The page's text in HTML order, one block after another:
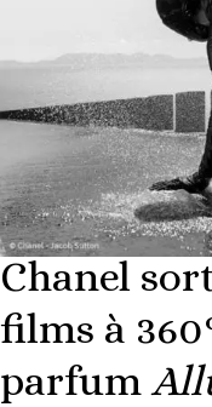
Chanel
films à
parfum